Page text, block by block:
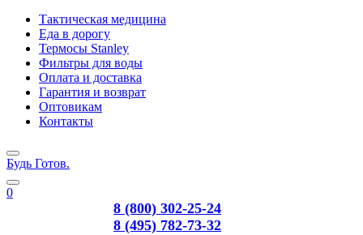
Тактическая медицина
Еда в дорогу
Термосы Stanley
Фильтры для воды
Оплата и доставка
Гарантия и возврат
Оптовикам
Контакты
Будь Готов.
0
8 (800) 302-25-24
8 (495) 782-73-32